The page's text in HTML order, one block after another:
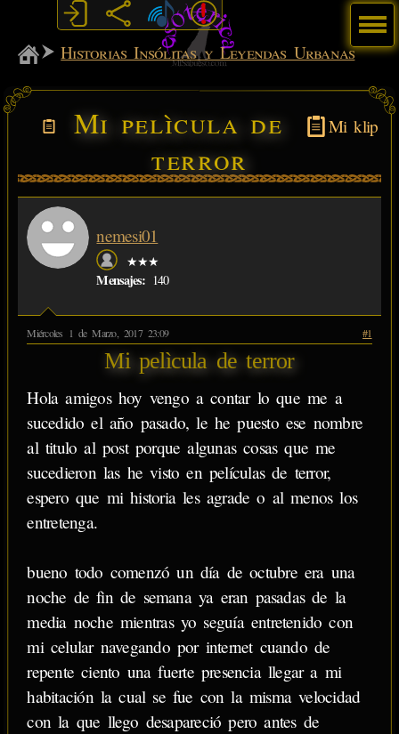
MiSabueso
Historias Insólitas y Leyendas Urbanas
Mi klip
Mi pelìcula de
terror
nemesi01
★★★
Mensajes: 140
Miércoles 1 de Marzo, 2017 23:09 #1
Mi pelìcula de terror
Hola amigos hoy vengo a contar lo que me a
sucedido el año pasado, le he puesto ese nombre
al titulo al post porque algunas cosas que me
sucedieron las he visto en películas de terror,
espero que mi historia les agrade o al menos los
entretenga.
bueno todo comenzó un día de octubre era una
noche de fin de semana ya eran pasadas de la
media noche mientras yo seguía entretenido con
mi celular navegando por internet cuando de
repente ciento una fuerte presencia llegar a mi
habitación la cual se fue con la misma velocidad
con la que llego desapareció pero antes de
Menú